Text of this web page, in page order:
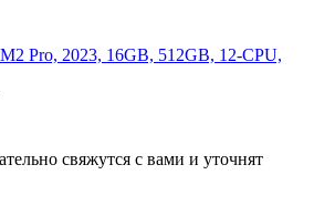
Pro, 2023, 16GB, 512GB, 12-CPU,
свяжутся с вами и уточнят